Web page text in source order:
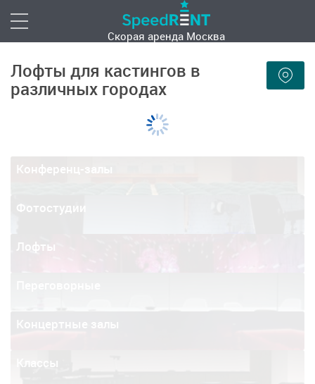
Скорая аренда Москва
Лофты для кастингов в
различных городах
Конференц-залы
Фотостудии
Лофты
Классы